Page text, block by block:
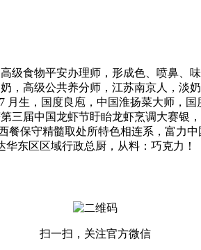
食物平安办理师，形成色、喷鼻、
，高级公共养分师，江苏南京人，淡
生，国度良庖，中国淮扬菜大师，
三届中国龙虾节盱眙龙虾烹调大赛
餐保守精髓取处所特色相连系，富
华东区区域行政总厨，从料：巧克力！
扫一扫，关注官方微信